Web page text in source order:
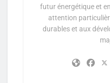
futur énergétique et
attention
durables et aux